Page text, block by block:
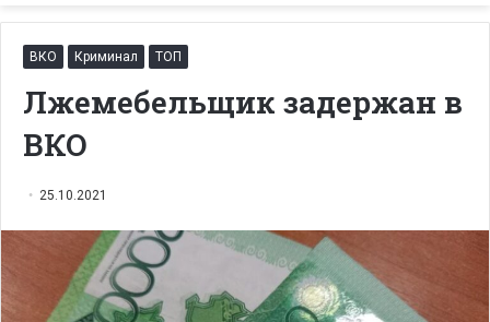
ВКО Криминал ТОП
Лжемебельщик задержан в
ВКО
25.10.2021